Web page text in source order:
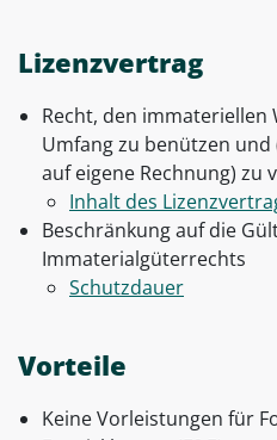
Lizenzvertrag
Recht, den
Umfang zu benützen
auf eigene Rechnung) zu
Inhalt des
Beschränkung auf die
Immaterialgüterrechts
Schutzdauer
Vorteile
Keine Vorleistungen für